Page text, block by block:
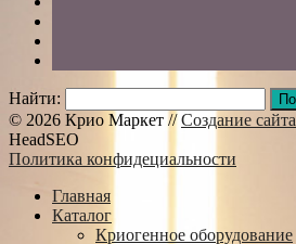
Найти:
© 2026 Крио Маркет //Создание сайта
HeadSEO
Политика конфидециальности
Главная
Каталог
Криогенное оборудование